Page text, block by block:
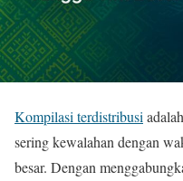
Kompilasi terdistribusi
sering kewalahan dengan
besar. Dengan